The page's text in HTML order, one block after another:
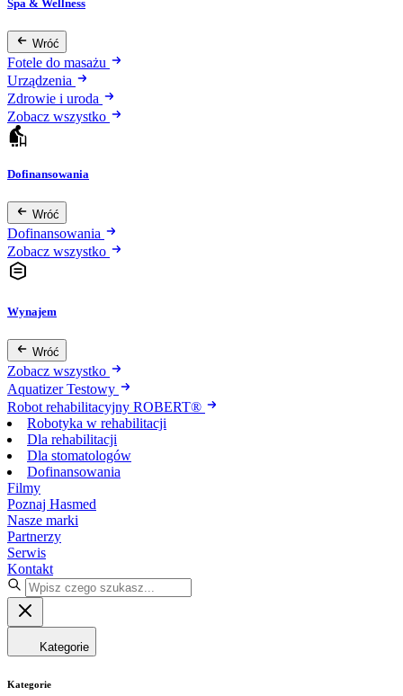
Spa & Wellness
Wróć
Fotele do masażu
Urządzenia
Zdrowie i uroda
Zobacz wszystko
Dofinansowania
Wróć
Dofinansowania
Zobacz wszystko
Wynajem
Wróć
Zobacz wszystko
Aquatizer Testowy
Robot rehabilitacyjny ROBERT®
Robotyka w rehabilitacji
Dla rehabilitacji
Dla stomatologów
Dofinansowania
Filmy
Poznaj Hasmed
Nasze marki
Partnerzy
Serwis
Kontakt
Kategorie
Kategorie